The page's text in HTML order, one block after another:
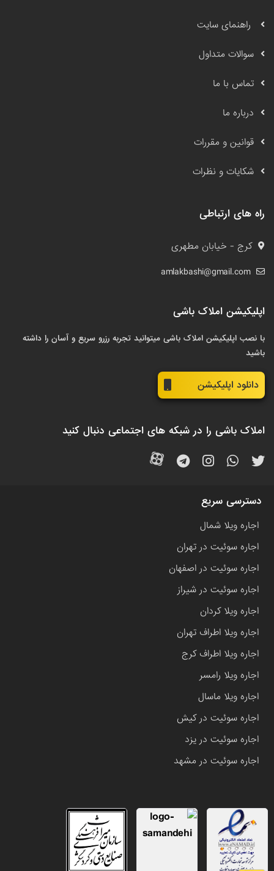
راهنمای سایت
سوالات متداول
تماس با ما
درباره ما
قوانین و مقررات
شکایات و نظرات
راه های ارتباطی
کرج - خیابان مطهری
amlakbashi@gmail.com
اپلیکیشن املاک باشی
با نصب اپلیکیشن املاک باشی میتوانید تجربه رزرو سریع و آسان را داشته
باشید
دانلود اپلیکیشن
املاک باشی را در شبکه های اجتماعی دنبال کنید
دسترسی سریع
اجاره ویلا شمال
اجاره سوئیت در تهران
اجاره سوئیت در اصفهان
اجاره سوئیت در شیراز
اجاره ویلا کردان
اجاره ویلا اطراف تهران
اجاره ویلا اطراف کرج
اجاره ویلا رامسر
اجاره ویلا ماسال
اجاره سوئیت در کیش
اجاره سوئیت در یزد
اجاره سوئیت در مشهد